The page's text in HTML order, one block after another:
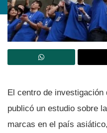
El centro de investigación
publicó un estudio sobre
marcas en el paí­s